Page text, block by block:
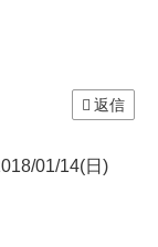
返信
01/14(日)